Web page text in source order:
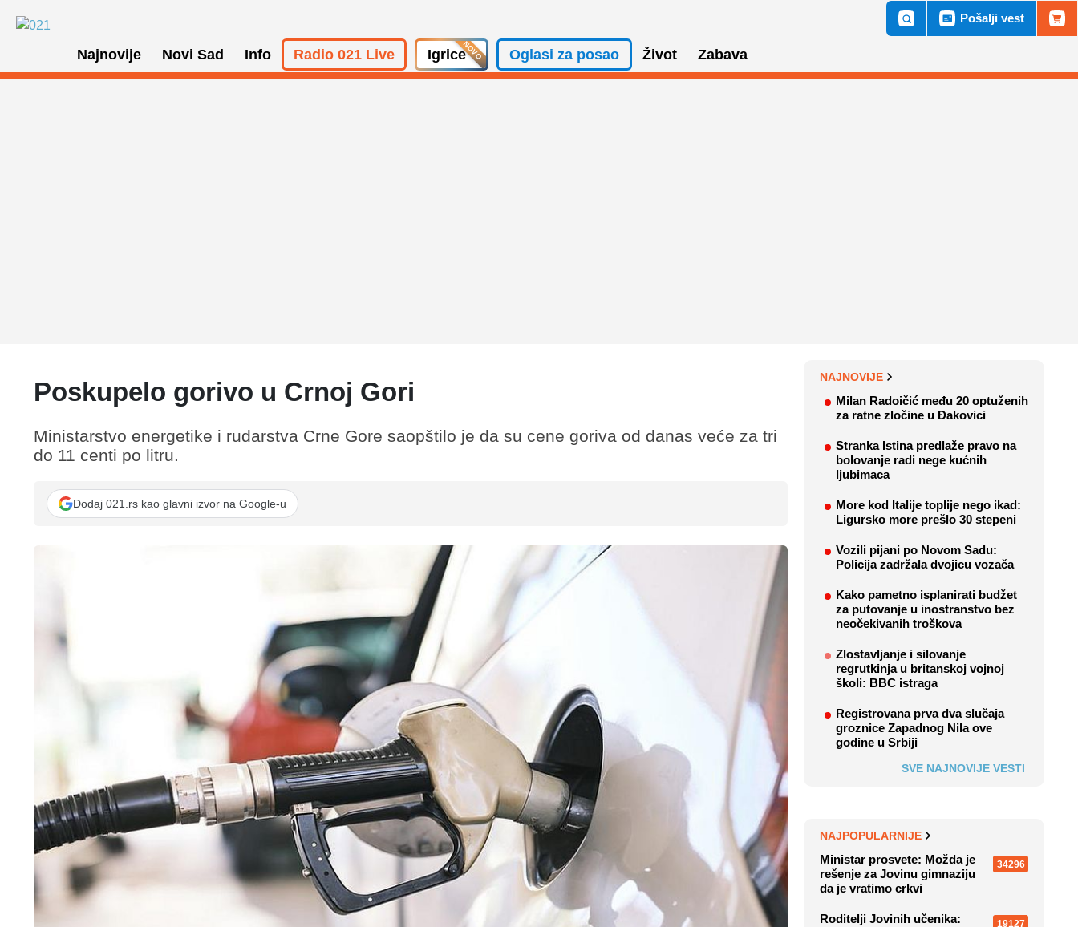
Najnovije Novi Sad Info Radio 021 Live Igrice Oglasi za posao Život Zabava
Pošalji vest
Poskupelo gorivo u Crnoj Gori
Ministarstvo energetike i rudarstva Crne Gore saopštilo je da su cene goriva od danas veće za tri
do 11 centi po litru.
Dodaj 021.rs kao glavni izvor na Google-u
NAJNOVIJE
Milan Radoičić među 20 optuženih
za ratne zločine u Đakovici
Stranka Istina predlaže pravo na
bolovanje radi nege kućnih
ljubimaca
More kod Italije toplije nego ikad:
Ligursko more prešlo 30 stepeni
Vozili pijani po Novom Sadu:
Policija zadržala dvojicu vozača
Kako pametno isplanirati budžet
za putovanje u inostranstvo bez
neočekivanih troškova
Zlostavljanje i silovanje
regrutkinja u britanskoj vojnoj
školi: BBC istraga
Registrovana prva dva slučaja
groznice Zapadnog Nila ove
godine u Srbiji
SVE NAJNOVIJE VESTI
NAJPOPULARNIJE
Ministar prosvete: Možda je
rešenje za Jovinu gimnaziju
da je vratimo crkvi
34296
Roditelji Jovinih učenika:
19127